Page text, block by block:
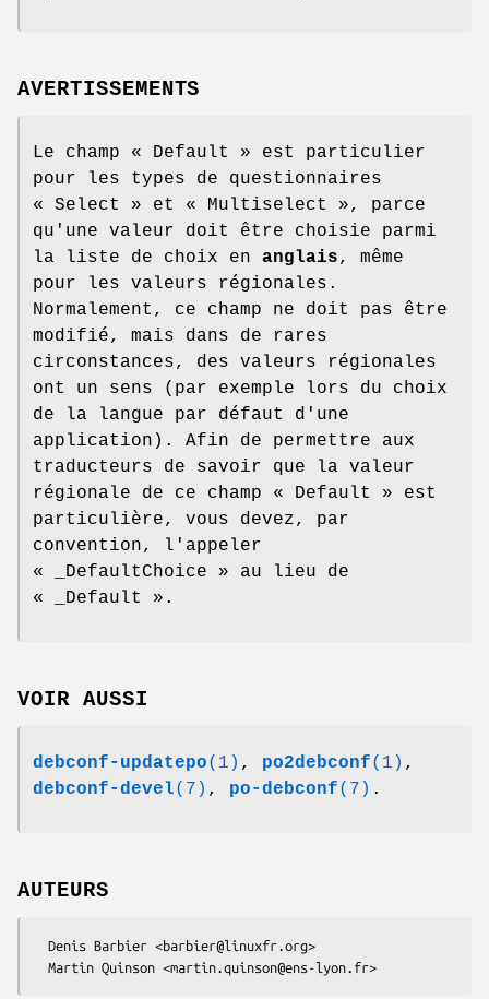
AVERTISSEMENTS
Le champ « Default » est particulier
pour les types de questionnaires
« Select » et « Multiselect », parce
qu'une valeur doit être choisie parmi
la liste de choix en anglais, même
pour les valeurs régionales.
Normalement, ce champ ne doit pas être
modifié, mais dans de rares
circonstances, des valeurs régionales
ont un sens (par exemple lors du choix
de la langue par défaut d'une
application). Afin de permettre aux
traducteurs de savoir que la valeur
régionale de ce champ « Default » est
particulière, vous devez, par
convention, l'appeler
« _DefaultChoice » au lieu de
« _Default » .
VOIR AUSSI
debconf-updatepo(1) , po2debconf(1) ,
debconf-devel(7) , po-debconf(7) .
AUTEURS